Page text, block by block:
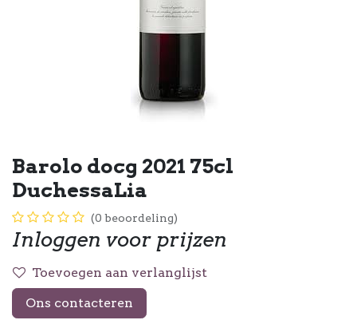
Barolo docg 2021 75cl
DuchessaLia
(0 beoordeling)
Inloggen voor prijzen
Toevoegen aan verlanglijst
Ons contacteren